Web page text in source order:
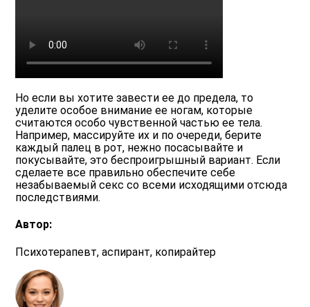
Но если вы хотите завести ее до предела, то
уделите особое внимание ее ногам, которые
считаются особо чувственной частью ее тела.
Например, массируйте их и по очереди, берите
каждый палец в рот, нежно посасывайте и
покусывайте, это беспроигрышный вариант. Если
сделаете все правильно обеспечите себе
незабываемый секс со всеми исходящими отсюда
последствиями.
Автор:
Психотерапевт, аспирант, копирайтер